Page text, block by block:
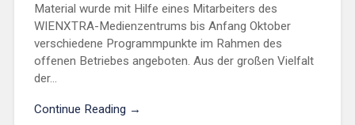
Material wurde mit Hilfe eines Mitarbeiters des
WIENXTRA-Medienzentrums bis Anfang Oktober
verschiedene Programmpunkte im Rahmen des
offenen Betriebes angeboten. Aus der großen Vielfalt
der...
Continue Reading →